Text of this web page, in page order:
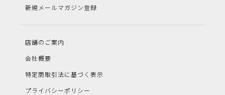
新規メールマガジン登録
店舗のご案内
会社概要
特定商取引法に基づく表示
プライバシーポリシー